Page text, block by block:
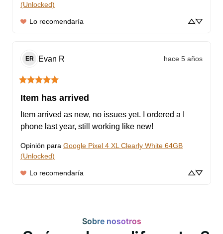
(Unlocked)
Lo recomendaría
ER Evan R hace 5 años
Item has arrived
Item arrived as new, no issues yet. I ordered a I
phone last year, still working like new!
Opinión para Google Pixel 4 XL Clearly White 64GB
(Unlocked)
Lo recomendaría
Sobre nosotros